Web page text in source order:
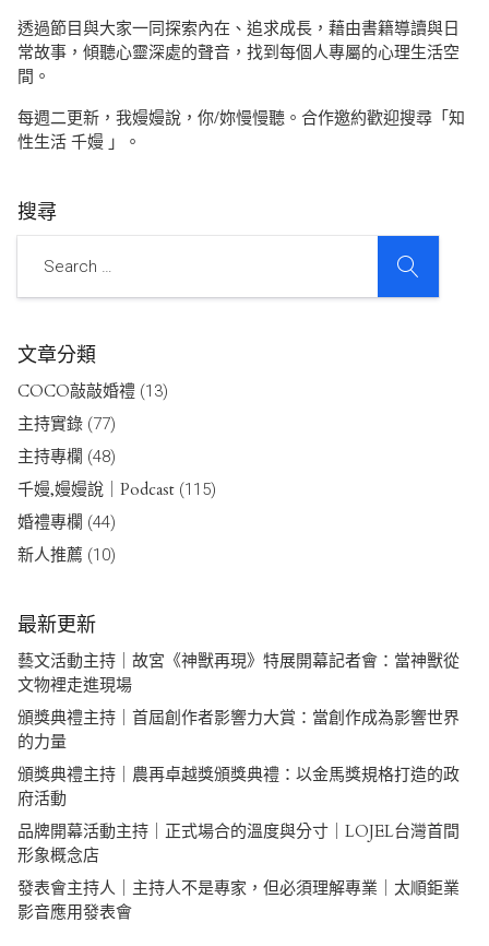
透過節目與大家一同探索內在、追求成長，藉由書籍導讀與日
常故事，傾聽心靈深處的聲音，找到每個人專屬的心理生活空
間。
每週二更新，我嫚嫚說，你/妳慢慢聽。合作邀約歡迎搜尋「知
性生活 千嫚 」。
搜尋
文章分類
COCO敲敲婚禮 (13)
主持實錄 (77)
主持專欄 (48)
千嫚,嫚嫚說｜Podcast (115)
婚禮專欄 (44)
新人推薦 (10)
最新更新
藝文活動主持｜故宮《神獸再現》特展開幕記者會：當神獸從
文物裡走進現場
頒獎典禮主持｜首屆創作者影響力大賞：當創作成為影響世界
的力量
頒獎典禮主持｜農再卓越獎頒獎典禮：以金馬獎規格打造的政
府活動
品牌開幕活動主持｜正式場合的溫度與分寸｜LOJEL台灣首間
形象概念店
發表會主持人｜主持人不是專家，但必須理解專業｜太順鉅業
影音應用發表會